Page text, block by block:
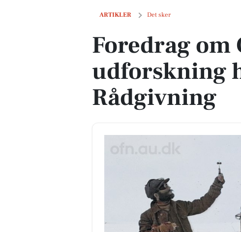
ARTIKLER Det sker
Foredrag om Grønlands udforskning hos
Foredrag om
udforskning
Rådgivning